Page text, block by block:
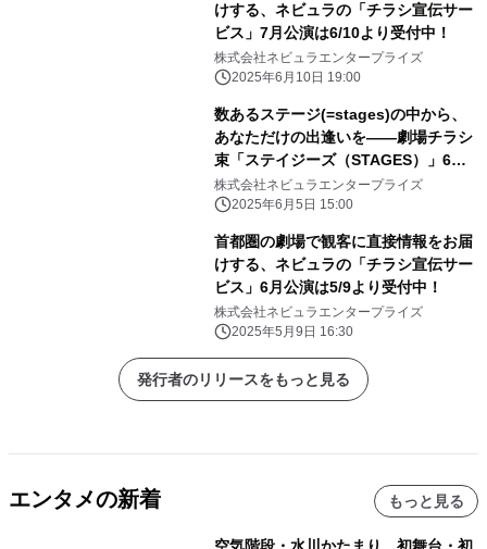
けする、ネビュラの「チラシ宣伝サー
ビス」7月公演は6/10より受付中！
株式会社ネビュラエンタープライズ
2025年6月10日 19:00
数あるステージ(=stages)の中から、
あなただけの出逢いを――劇場チラシ
束「ステイジーズ（STAGES）」6月
の配布公演をご紹介！
株式会社ネビュラエンタープライズ
2025年6月5日 15:00
首都圏の劇場で観客に直接情報をお届
けする、ネビュラの「チラシ宣伝サー
ビス」6月公演は5/9より受付中！
株式会社ネビュラエンタープライズ
2025年5月9日 16:30
発行者のリリースをもっと見る
エンタメの新着 もっと見る